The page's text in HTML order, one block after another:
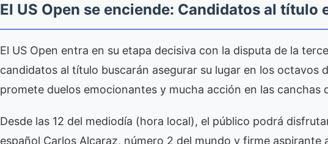
El US Open se enciende: Candidatos al título
El US Open entra en su etapa decisiva con la disputa de la
candidatos al título buscarán asegurar su lugar en los octavos
promete duelos emocionantes y mucha acción en las canchas
Desde las 12 del mediodía (hora local), el público podrá
español Carlos Alcaraz, número 2 del mundo y firme aspirante